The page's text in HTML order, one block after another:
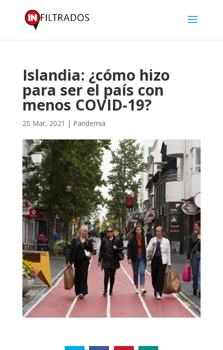
Islandia: ¿cómo hizo
para ser el país con
menos COVID-19?
25 Mar, 2021 | Pandemia